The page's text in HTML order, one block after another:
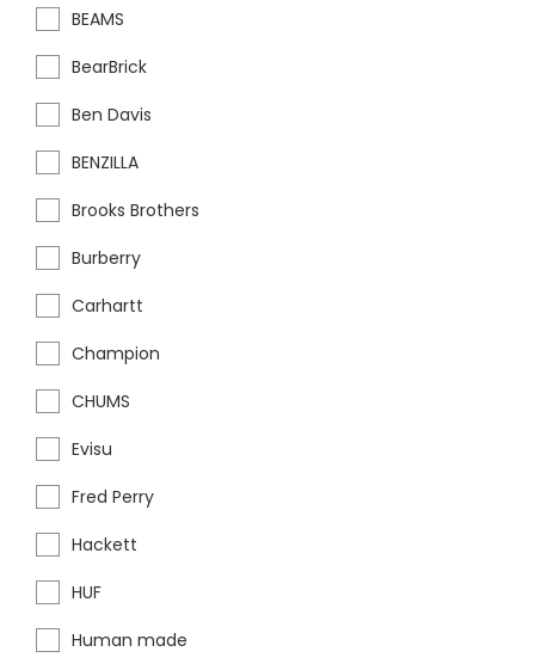
BEAMS
BearBrick
Ben Davis
BENZILLA
Brooks Brothers
Burberry
Carhartt
Champion
CHUMS
Evisu
Fred Perry
Hackett
HUF
Human made